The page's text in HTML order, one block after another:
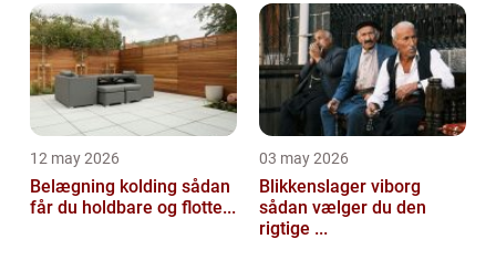
12 may 2026
Belægning kolding sådan
får du holdbare og flotte...
03 may 2026
Blikkenslager viborg
sådan vælger du den
rigtige ...